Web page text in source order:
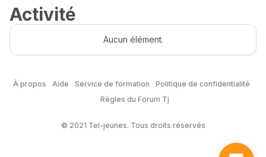
Activité
Aucun élément.
À propos Aide Service de formation
Politique de confidentialité
Règles du Forum Tj
© 2021 Tel-jeunes. Tous droits réservés